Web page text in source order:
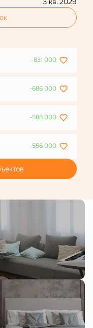
-831 000
-686 000
-588 000
-556 000